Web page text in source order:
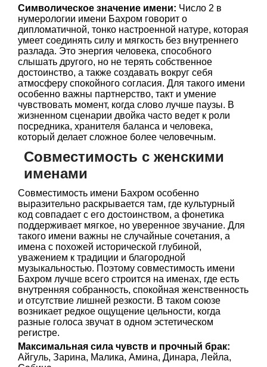
Символическое значение имени: Число 2 в
нумерологии имени Бахром говорит о
дипломатичной, тонко настроенной натуре, которая
умеет соединять силу и мягкость без внутреннего
разлада. Это энергия человека, способного
слышать другого, но не терять собственное
достоинство, а также создавать вокруг себя
атмосферу спокойного согласия. Для такого имени
особенно важны партнерство, такт и умение
чувствовать момент, когда слово лучше паузы. В
жизненном сценарии двойка часто ведет к роли
посредника, хранителя баланса и человека,
который делает сложное более человечным.
Совместимость с женскими
именами
Совместимость имени Бахром особенно
выразительно раскрывается там, где культурный
код совпадает с его достоинством, а фонетика
поддерживает мягкое, но уверенное звучание. Для
такого имени важны не случайные сочетания, а
имена с похожей исторической глубиной,
уважением к традиции и благородной
музыкальностью. Поэтому совместимость имени
Бахром лучше всего строится на именах, где есть
внутренняя собранность, спокойная женственность
и отсутствие лишней резкости. В таком союзе
возникает редкое ощущение цельности, когда
разные голоса звучат в одном эстетическом
регистре.
Максимальная сила чувств и прочный брак:
Айгуль, Зарина, Малика, Амина, Динара, Лейла,